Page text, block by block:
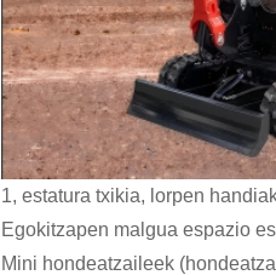
1, estatura txikia, lorpen
Egokitzapen malgua espazio
Mini hondeatzaileek